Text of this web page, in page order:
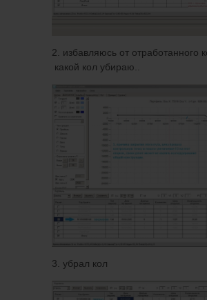
2. избавляюсь от отработанного
какой кол убираю..
3. убрал кол